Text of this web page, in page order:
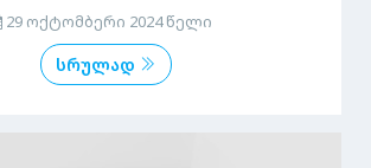
29 ოქტომბერი 2024 წელი
სრულად